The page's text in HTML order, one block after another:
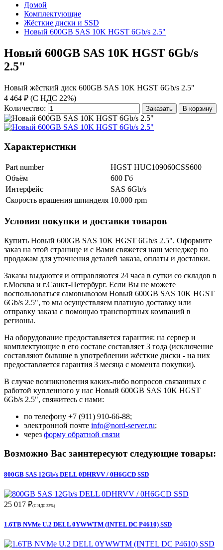
Домой
Комплектующие
Жёсткие диски и SSD
Новый 600GB SAS 10K HGST 6Gb/s 2.5"
Новый 600GB SAS 10K HGST 6Gb/s
2.5"
Новый жёсткий диск 600GB SAS 10K HGST 6Gb/s 2.5"
4 464 ₽ (С НДС 22%)
Количество:
Заказать В корзину
Характеристики
Part number
HGST HUC109060CSS600
Объём
600 Гб
Интерфейс
SAS 6Gb/s
Скорость вращения шпинделя 10.000 rpm
Условия покупки и доставки товаров
Купить Новый 600GB SAS 10K HGST 6Gb/s 2.5". Оформите
заказ на этой странице и с Вами свяжется наш менеджер по
продажам для уточнения деталей заказа, оплаты и доставки.
Заказы выдаются и отправляются 24 часа в сутки со складов в
г.Москва и г.Санкт-Петербург. Если Вы не можете
воспользоваться самовывозом Новый 600GB SAS 10K HGST
6Gb/s 2.5", то мы осуществляем платную доставку или
отправку заказа с помощью транспортных компаний в
регионы.
На оборудование предоставляется гарантия: на сервер и
комплектующие в его составе составляет 3 года (исключение
составляют бывшие в употреблении жёсткие диски - на них
предоставляется гарантия 3 месяца с момента покупки).
В случае возникновения каких-либо вопросов связанных с
работой купленного у нас Новый 600GB SAS 10K HGST
6Gb/s 2.5", свяжитесь с нами:
по телефону +7 (911) 910-66-88;
электронной почте info@nord-server.ru;
через форму обратной связи
Возможно Вас заинтересуют следующие товары:
800GB SAS 12Gb/s DELL 0DHRVV / 0H6GCD SSD
25 017 ₽(С НДС 22%)
1.6TB NVMe U.2 DELL 0YWWTM (INTEL DC P4610) SSD